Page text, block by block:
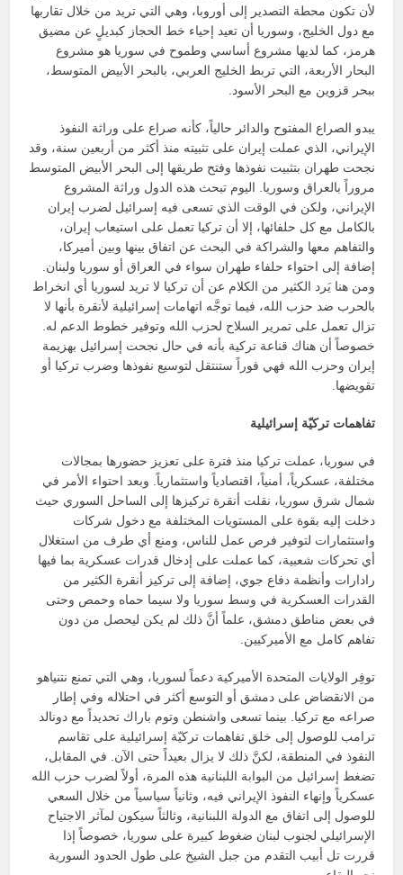
لأن تكون محطة التصدير إلى أوروبا، وهي التي تريد من خلال تقاربها
مع دول الخليج، وسوريا أن تعيد إحياء خط الحجاز كبديلٍ عن مضيق
هرمز، كما لديها مشروع أساسي وطموح في سوريا هو مشروع
البحار الأربعة، التي تربط الخليج العربي، بالبحر الأبيض المتوسط،
ببحر قزوين مع البحر الأسود.
يبدو الصراع المفتوح والدائر حالياً، كأنه صراع على وراثة النفوذ
الإيراني، الذي عملت إيران على تثبيته منذ أكثر من أربعين سنة، وقد
نجحت طهران بتثبيت نفوذها وفتح طريقها إلى البحر الأبيض المتوسط
مروراً بالعراق وسوريا. اليوم تبحث هذه الدول وراثة المشروع
الإيراني، ولكن في الوقت الذي تسعى فيه إسرائيل لضرب إيران
بالكامل مع كل حلفائها، إلا أن تركيا تعمل على استيعاب إيران،
والتفاهم معها والشراكة في البحث عن اتفاق بينها وبين أميركا،
إضافة إلى احتواء حلفاء طهران سواء في العراق أو سوريا ولبنان.
ومن هنا يَرد الكثير من الكلام عن أن تركيا لا تريد لسوريا أي انخراط
بالحرب ضد حزب الله، فيما توجَّه اتهامات إسرائيلية لأنقرة بأنها لا
تزال تعمل على تمرير السلاح لحزب الله وتوفير خطوط الدعم له.
خصوصاً أن هناك قناعة تركية بأنه في حال نجحت إسرائيل بهزيمة
إيران وحزب الله فهي فوراً ستنتقل لتوسيع نفوذها وضرب تركيا أو
تقويضها.
تفاهمات تركيّة إسرائيلية
في سوريا، عملت تركيا منذ فترة على تعزيز حضورها بمجالات
مختلفة، عسكرياً، أمنياً، اقتصادياً واستثمارياً. وبعد احتواء الأمر في
شمال شرق سوريا، نقلت أنقرة تركيزها إلى الساحل السوري حيث
دخلت إليه بقوة على المستويات المختلفة مع دخول شركات
واستثمارات لتوفير فرص عمل للناس، ومنع أي طرف من استغلال
أي تحركات شعبية، كما عملت على إدخال قدرات عسكرية بما فيها
رادارات وأنظمة دفاع جوي، إضافة إلى تركيز أنقرة الكثير من
القدرات العسكرية في وسط سوريا ولا سيما حماه وحمص وحتى
في بعض مناطق دمشق، علماً أنَّ ذلك لم يكن ليحصل من دون
تفاهم كامل مع الأميركيين.
توفِر الولايات المتحدة الأميركية دعماً لسوريا، وهي التي تمنع نتنياهو
من الانقضاض على دمشق أو التوسع أكثر في احتلاله وفي إطار
صراعه مع تركيا. بينما تسعى واشنطن وتوم باراك تحديداً مع دونالد
ترامب للوصول إلى خلق تفاهمات تركيّة إسرائيلية على تقاسم
النفوذ في المنطقة، لكنَّ ذلك لا يزال بعيداً حتى الآن. في المقابل،
تضغط إسرائيل من البوابة اللبنانية هذه المرة، أولاً لضرب حزب الله
عسكرياً وإنهاء النفوذ الإيراني فيه، وثانياً سياسياً من خلال السعي
للوصول إلى اتفاق مع الدولة اللبنانية، وثالثاً سيكون لمآثر الاجتياح
الإسرائيلي لجنوب لبنان ضغوط كبيرة على سوريا، خصوصاً إذا
قررت تل أبيب التقدم من جبل الشيخ على طول الحدود السورية